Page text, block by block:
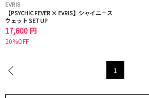
EVRIS
【PSYCHIC FEVER × EVRIS】シャイニース
ウェット SET UP
17,600 円
20%OFF
1